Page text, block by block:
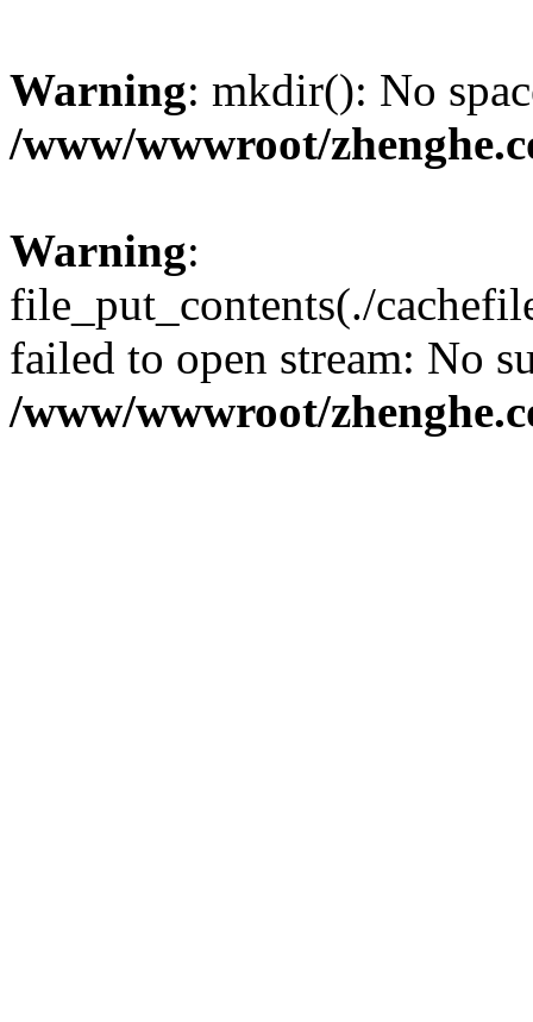
Warning: mkdir(): No
/www/wwwroot/
Warning:
file_put_contents(./
failed to open stream: No
/www/wwwroot/